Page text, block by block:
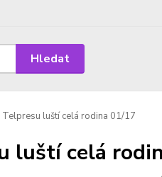
Hledat
Telpresu luští celá rodina 01/17
luští celá